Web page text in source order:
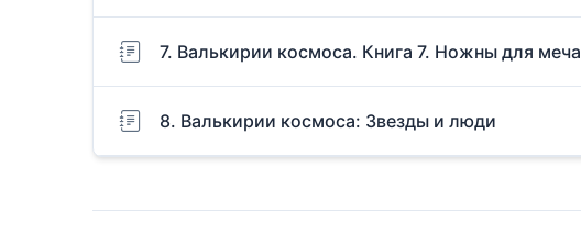
7. Валькирии космоса. Книга 7. Ножны для меча
8. Валькирии космоса: Звезды и люди